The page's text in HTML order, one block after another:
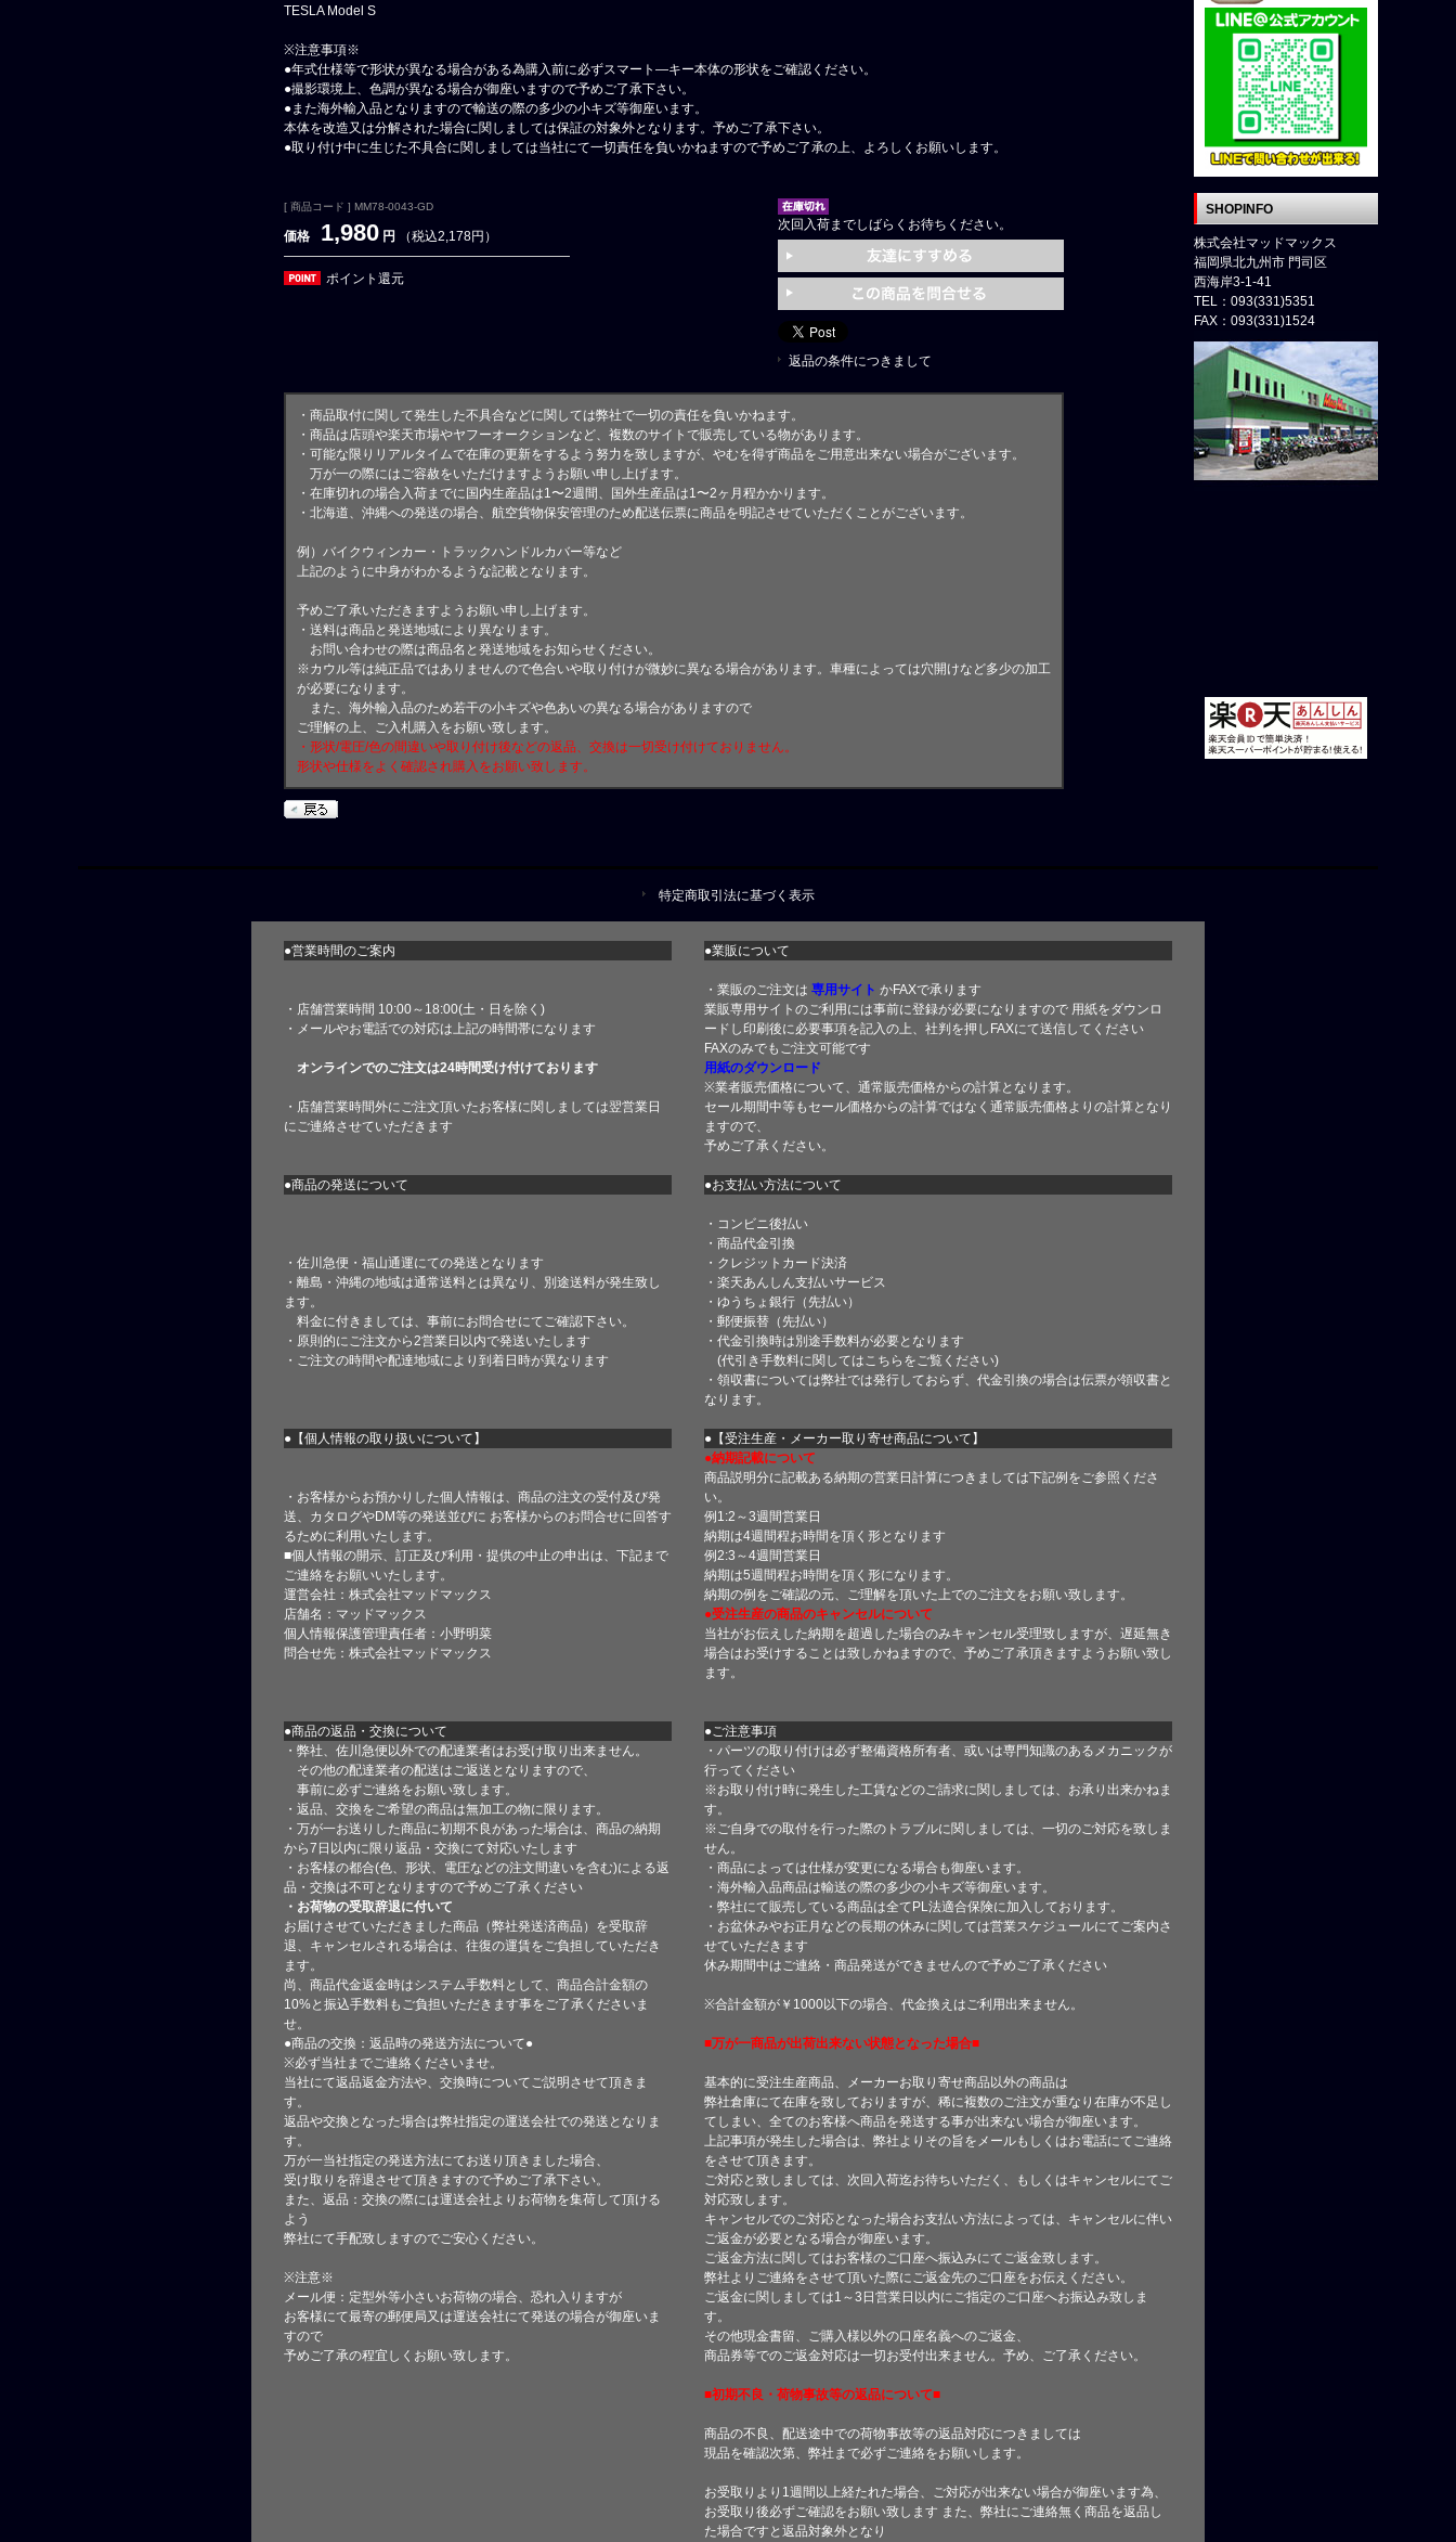
TESLA Model S
※注意事項※
●年式仕様等で形状が異なる場合がある為購入前に必ずスマート―キー本体の形状をご確認ください。
●撮影環境上、色調が異なる場合が御座いますので予めご了承下さい。
●また海外輸入品となりますので輸送の際の多少の小キズ等御座います。
本体を改造又は分解された場合に関しましては保証の対象外となります。予めご了承下さい。
●取り付け中に生じた不具合に関しましては当社にて一切責任を負いかねますので予めご了承の上、よろしくお願いします。
[ 商品コード ] MM78-0043-GD
価格 1,980 円 （税込2,178円）
ポイント還元
次回入荷までしばらくお待ちください。
返品の条件につきまして
・商品取付に関して発生した不具合などに関しては弊社で一切の責任を負いかねます。
・商品は店頭や楽天市場やヤフーオークションなど、複数のサイトで販売している物があります。
・可能な限りリアルタイムで在庫の更新をするよう努力を致しますが、やむを得ず商品をご用意出来ない場合がございます。
万が一の際にはご容赦をいただけますようお願い申し上げます。
・在庫切れの場合入荷までに国内生産品は1〜2週間、国外生産品は1〜2ヶ月程かかります。
・北海道、沖縄への発送の場合、航空貨物保安管理のため配送伝票に商品を明記させていただくことがございます。
例）バイクウィンカー・トラックハンドルカバー等など
上記のように中身がわかるような記載となります。
予めご了承いただきますようお願い申し上げます。
・送料は商品と発送地域により異なります。
お問い合わせの際は商品名と発送地域をお知らせください。
※カウル等は純正品ではありませんので色合いや取り付けが微妙に異なる場合があります。車種によっては穴開けなど多少の加工
が必要になります。
また、海外輸入品のため若干の小キズや色あいの異なる場合がありますので
ご理解の上、ご入札購入をお願い致します。
・形状/電圧/色の間違いや取り付け後などの返品、交換は一切受け付けておりません。
形状や仕様をよく確認され購入をお願い致します。
SHOPINFO
株式会社マッドマックス
福岡県北九州市 門司区
西海岸3-1-41
TEL：093(331)5351
FAX：093(331)1524
特定商取引法に基づく表示
●営業時間のご案内 ●業販について
・店舗営業時間 10:00～18:00(土・日を除く)
・メールやお電話での対応は上記の時間帯になります
オンラインでのご注文は24時間受け付けております
・店舗営業時間外にご注文頂いたお客様に関しましては翌営業日
にご連絡させていただきます
・業販のご注文は 専用サイト かFAXで承ります
業販専用サイトのご利用には事前に登録が必要になりますので 用紙をダウンロ
ードし印刷後に必要事項を記入の上、社判を押しFAXにて送信してください
FAXのみでもご注文可能です
用紙のダウンロード
※業者販売価格について、通常販売価格からの計算となります。
セール期間中等もセール価格からの計算ではなく通常販売価格よりの計算となり
ますので、
予めご了承ください。
●商品の発送について ●お支払い方法について
・佐川急便・福山通運にての発送となります
・離島・沖縄の地域は通常送料とは異なり、別途送料が発生致し
ます。
料金に付きましては、事前にお問合せにてご確認下さい。
・原則的にご注文から2営業日以内で発送いたします
・ご注文の時間や配達地域により到着日時が異なります
・コンビニ後払い
・商品代金引換
・クレジットカード決済
・楽天あんしん支払いサービス
・ゆうちょ銀行（先払い）
・郵便振替（先払い）
・代金引換時は別途手数料が必要となります
(代引き手数料に関しては こちら をご覧ください)
・領収書については弊社では発行しておらず、代金引換の場合は伝票が領収書と
なります。
●【個人情報の取り扱いについて】 ●【受注生産・メーカー取り寄せ商品について】
・お客様からお預かりした個人情報は、商品の注文の受付及び発
送、カタログやDM等の発送並びに お客様からのお問合せに回答す
るために利用いたします。
■個人情報の開示、訂正及び利用・提供の中止の申出は、下記まで
ご連絡をお願いいたします。
運営会社：株式会社マッドマックス
店舗名：マッドマックス
個人情報保護管理責任者：小野明菜
問合せ先：株式会社マッドマックス
●納期記載について
商品説明分に記載ある納期の営業日計算につきましては下記例をご参照くださ
い。
例1:2～3週間営業日
納期は4週間程お時間を頂く形となります
例2:3～4週間営業日
納期は5週間程お時間を頂く形になります。
納期の例をご確認の元、ご理解を頂いた上でのご注文をお願い致します。
●受注生産の商品のキャンセルについて
当社がお伝えした納期を超過した場合のみキャンセル受理致しますが、遅延無き
場合はお受けすることは致しかねますので、予めご了承頂きますようお願い致し
ます。
●商品の返品・交換について
●ご注意事項
・弊社、佐川急便以外での配達業者はお受け取り出来ません。
その他の配達業者の配送はご返送となりますので、
事前に必ずご連絡をお願い致します。
・返品、交換をご希望の商品は無加工の物に限ります。
・万が一お送りした商品に初期不良があった場合は、商品の納期
から7日以内に限り返品・交換にて対応いたします
・お客様の都合(色、形状、電圧などの注文間違いを含む)による返
品・交換は不可となりますので予めご了承ください
・お荷物の受取辞退に付いて
お届けさせていただきました商品（弊社発送済商品）を受取辞
退、キャンセルされる場合は、往復の運賃をご負担していただき
ます。
尚、商品代金返金時はシステム手数料として、商品合計金額の
10%と振込手数料もご負担いただきます事をご了承くださいま
せ。
●商品の交換：返品時の発送方法について●
※必ず当社までご連絡くださいませ。
当社にて返品返金方法や、交換時についてご説明させて頂きま
す。
返品や交換となった場合は弊社指定の運送会社での発送となりま
す。
万が一当社指定の発送方法にてお送り頂きました場合、
受け取りを辞退させて頂きますので予めご了承下さい。
また、返品：交換の際には運送会社よりお荷物を集荷して頂ける
よう
弊社にて手配致しますのでご安心ください。
※注意※
メール便：定型外等小さいお荷物の場合、恐れ入りますが
お客様にて最寄の郵便局又は運送会社にて発送の場合が御座いま
すので
予めご了承の程宜しくお願い致します。
・パーツの取り付けは必ず整備資格所有者、或いは専門知識のあるメカニックが
行ってください
※お取り付け時に発生した工賃などのご請求に関しましては、お承り出来かねま
す。
※ご自身での取付を行った際のトラブルに関しましては、一切のご対応を致しま
せん。
・商品によっては仕様が変更になる場合も御座います。
・海外輸入品商品は輸送の際の多少の小キズ等御座います。
・弊社にて販売している商品は全てPL法適合保険に加入しております。
・お盆休みやお正月などの長期の休みに関しては営業スケジュールにてご案内さ
せていただきます
休み期間中はご連絡・商品発送ができませんので予めご了承ください
※合計金額が￥1000以下の場合、代金換えはご利用出来ません。
■万が一商品が出荷出来ない状態となった場合■
基本的に受注生産商品、メーカーお取り寄せ商品以外の商品は
弊社倉庫にて在庫を致しておりますが、稀に複数のご注文が重なり在庫が不足し
てしまい、全てのお客様へ商品を発送する事が出来ない場合が御座います。
上記事項が発生した場合は、弊社よりその旨をメールもしくはお電話にてご連絡
をさせて頂きます。
ご対応と致しましては、次回入荷迄お待ちいただく、もしくはキャンセルにてご
対応致します。
キャンセルでのご対応となった場合お支払い方法によっては、キャンセルに伴い
ご返金が必要となる場合が御座います。
ご返金方法に関してはお客様のご口座へ振込みにてご返金致します。
弊社よりご連絡をさせて頂いた際にご返金先のご口座をお伝えください。
ご返金に関しましては1～3日営業日以内にご指定のご口座へお振込み致しま
す。
その他現金書留、ご購入様以外の口座名義へのご返金、
商品券等でのご返金対応は一切お受付出来ません。予め、ご了承ください。
■初期不良・荷物事故等の返品について■
商品の不良、配送途中での荷物事故等の返品対応につきましては
現品を確認次第、弊社まで必ずご連絡をお願いします。
お受取りより1週間以上経たれた場合、ご対応が出来ない場合が御座います為、
お受取り後必ずご確認をお願い致します また、弊社にご連絡無く商品を返品し
た場合ですと返品対象外となり